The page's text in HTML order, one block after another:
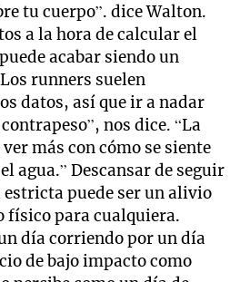
tu cuerpo”. dice Walton.
a la hora de calcular el
acabar siendo un
runners suelen
datos, así que ir a nadar
nos dice. “La
más con cómo se siente
agua.” Descansar de seguir
puede ser un alivio
físico para cualquiera.
día corriendo por un día
de bajo impacto como